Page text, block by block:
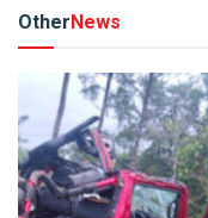
OtherNews